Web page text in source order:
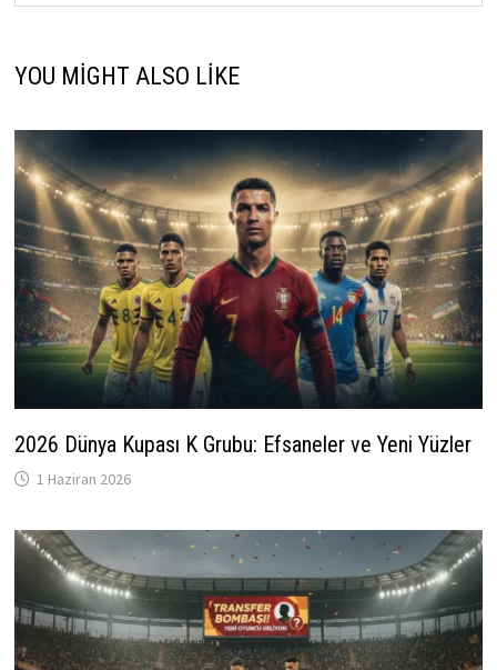
YOU MIGHT ALSO LIKE
2026 Dünya Kupası K Grubu: Efsaneler ve Yeni Yüzler
1 Haziran 2026